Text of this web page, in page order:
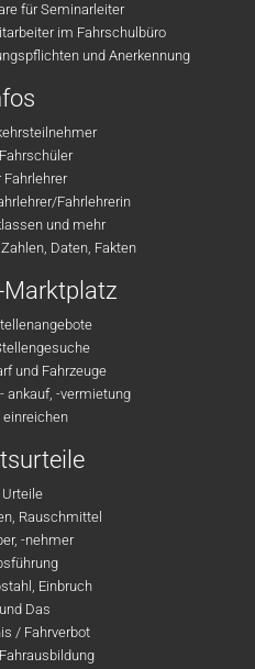
für Seminarleiter
im Fahrschulbüro
und Anerkennung
Fahrlehrer
Fahrlehrerin
und mehr
Daten, Fakten
Marktplatz
und Fahrzeuge
ankauf, -vermietung
einreichen
Rauschmittel
-nehmer
Einbruch
Das
/ Fahrverbot